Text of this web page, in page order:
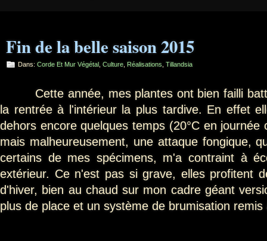
Fin de la belle saison 2015
Dans: Corde Et Mur Végétal Culture Réalisations Tillandsia
Cette année, mes plantes ont bien failli
la rentrée à l'intérieur la plus tardive. En effet
dehors encore quelques temps (20°C en
mais malheureusement, une attaque fongique,
certains de mes spécimens, m'a contraint à
extérieur. Ce n'est pas si grave, elles profitent
d'hiver, bien au chaud sur mon cadre géant
plus de place et un système de brumisation remis